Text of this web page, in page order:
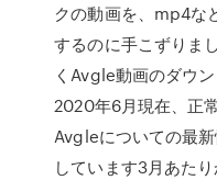
クの動画を、mp4な
するのに手こずりま
くAvgle動画のダウ
2020年6月現在、正
Avgleについての最
しています3月あた